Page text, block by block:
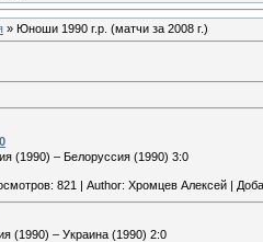
» Юноши 1990 г.р. (матчи за 2008 г.)
(1990) – Белоруссия (1990) 3:0
821 Author: Хромцев Алексей
(1990) – Украина (1990) 2:0